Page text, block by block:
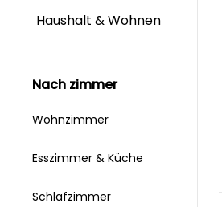
Haushalt & Wohnen
nach zimmer
Wohnzimmer
Esszimmer & Küche
Schlafzimmer